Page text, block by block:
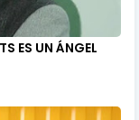
ES UN ÁNGEL